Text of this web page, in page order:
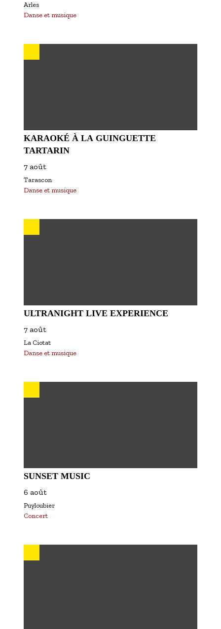
Arles
Danse et musique
KARAOKÉ À LA GUINGUETTE
TARTARIN
7 août
Tarascon
Danse et musique
ULTRANIGHT LIVE EXPERIENCE
7 août
La Ciotat
Danse et musique
SUNSET MUSIC
6 août
Puyloubier
Concert